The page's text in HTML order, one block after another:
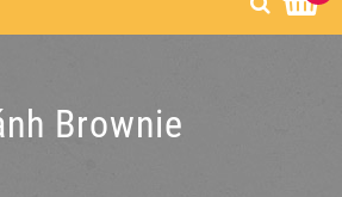
Brownie